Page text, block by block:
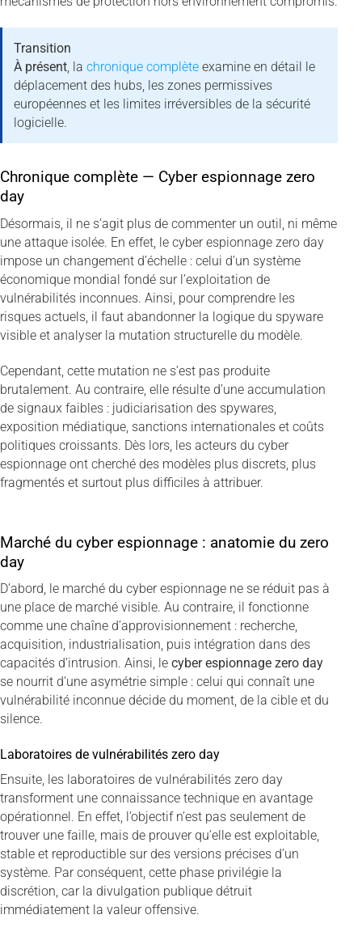
Transition
À présent, lachronique complète examine en détail le
déplacement des hubs, les zones permissives
européennes et les limites irréversibles de la sécurité
logicielle.
Chronique complète — Cyber espionnage zero
day
Désormais, il ne s’agit plus de commenter un outil, ni même
une attaque isolée. En effet, le cyber espionnage zero day
impose un changement d’échelle : celui d’un système
économique mondial fondé sur l’exploitation de
vulnérabilités inconnues. Ainsi, pour comprendre les
risques actuels, il faut abandonner la logique du spyware
visible et analyser la mutation structurelle du modèle.
Cependant, cette mutation ne s’est pas produite
brutalement. Au contraire, elle résulte d’une accumulation
de signaux faibles : judiciarisation des spywares,
exposition médiatique, sanctions internationales et coûts
politiques croissants. Dès lors, les acteurs du cyber
espionnage ont cherché des modèles plus discrets, plus
fragmentés et surtout plus difficiles à attribuer.
Marché du cyber espionnage : anatomie du zero
day
D’abord, le marché du cyber espionnage ne se réduit pas à
une place de marché visible. Au contraire, il fonctionne
comme une chaîne d’approvisionnement : recherche,
acquisition, industrialisation, puis intégration dans des
capacités d’intrusion. Ainsi, le cyber espionnage zero day
se nourrit d’une asymétrie simple : celui qui connaît une
vulnérabilité inconnue décide du moment, de la cible et du
silence.
Laboratoires de vulnérabilités zero day
Ensuite, les laboratoires de vulnérabilités zero day
transforment une connaissance technique en avantage
opérationnel. En effet, l’objectif n’est pas seulement de
trouver une faille, mais de prouver qu’elle est exploitable,
stable et reproductible sur des versions précises d’un
système. Par conséquent, cette phase privilégie la
discrétion, car la divulgation publique détruit
immédiatement la valeur offensive.